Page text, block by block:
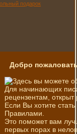
Добро
Здесь вы можете
Для начинающих
рецензентам, открыт
Если Вы хотите
Правилами.
Это поможет вам
первых порах в